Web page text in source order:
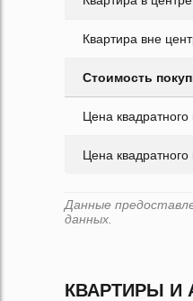
Квартира вне
Стоимость
Цена
Цена
Данные
данных.
КВАРТИРЫ И